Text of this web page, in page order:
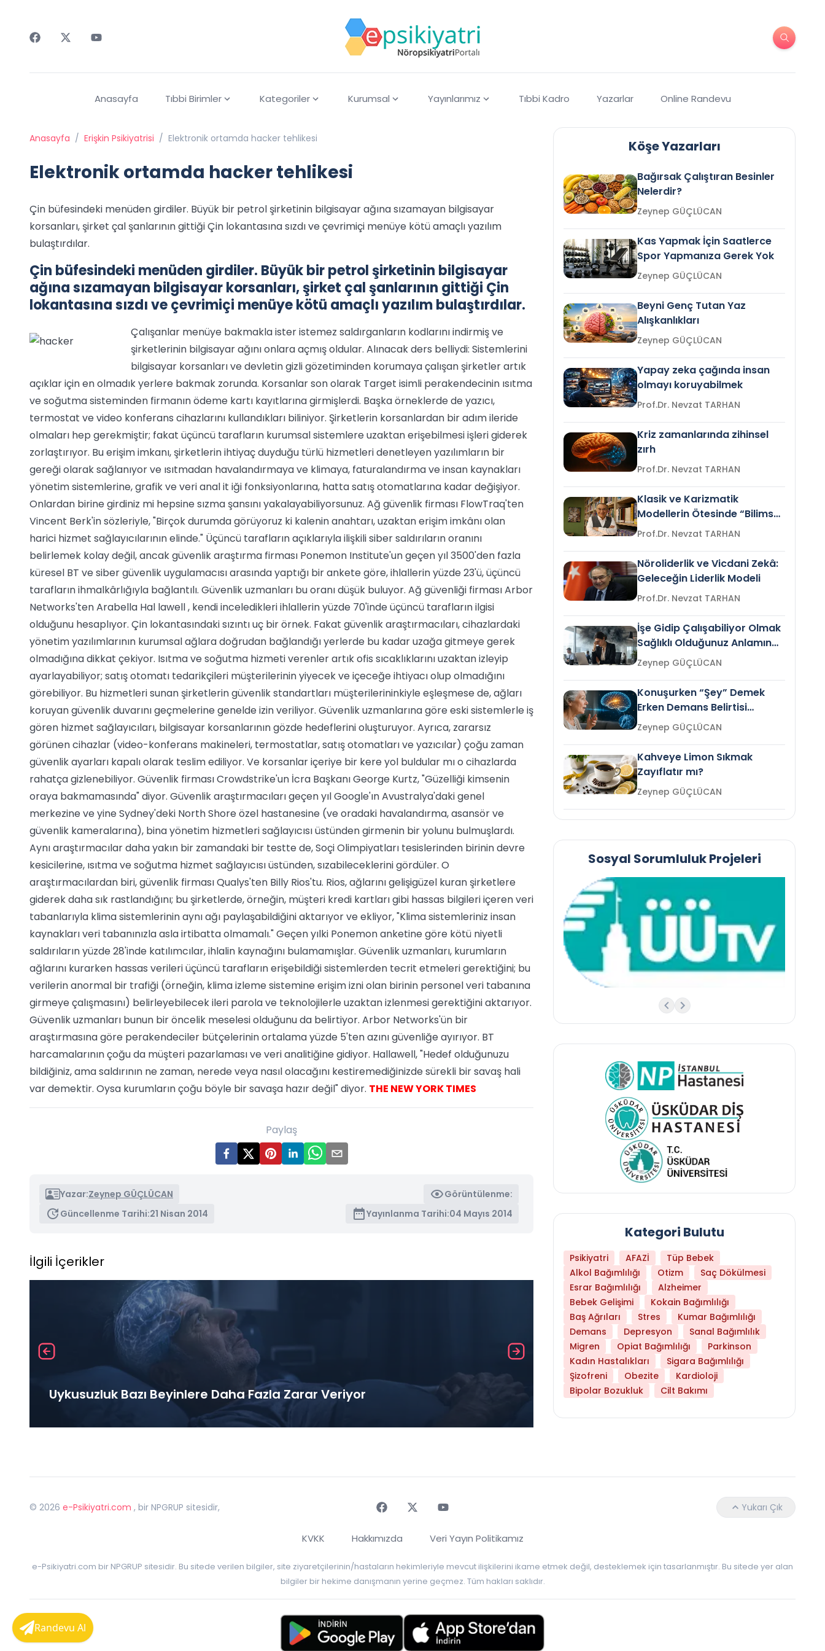
Anasayfa Tıbbi Birimler Kategoriler Kurumsal Yayınlarımız Tıbbi Kadro Yazarlar Online Randevu
Anasayfa / Erişkin Psikiyatrisi / Elektronik ortamda hacker tehlikesi
Elektronik ortamda hacker tehlikesi
Çin büfesindeki menüden girdiler. Büyük bir petrol şirketinin bilgisayar ağına sızamayan bilgisayar
korsanları, şirket çal şanlarının gittiği Çin lokantasına sızdı ve çevrimiçi menüye kötü amaçlı yazılım
bulaştırdılar.
Çin büfesindeki menüden girdiler. Büyük bir petrol şirketinin bilgisayar
ağına sızamayan bilgisayar korsanları, şirket çal şanlarının gittiği Çin
lokantasına sızdı ve çevrimiçi menüye kötü amaçlı yazılım bulaştırdılar.
Çalışanlar menüye bakmakla ister istemez saldırganların kodlarını indirmiş ve
şirketlerinin bilgisayar ağını onlara açmış oldular. Alınacak ders belliydi: Sistemlerini
bilgisayar korsanları ve devletin gizli gözetiminden korumaya çalışan şirketler artık
açıklar için en olmadık yerlere bakmak zorunda. Korsanlar son olarak Target isimli perakendecinin ısıtma
ve soğutma sisteminden firmanın ödeme kartı kayıtlarına girmişlerdi. Başka örneklerde de yazıcı,
termostat ve video konferans cihazlarını kullandıkları biliniyor. Şirketlerin korsanlardan bir adım ileride
olmaları hep gerekmiştir; fakat üçüncü tarafların kurumsal sistemlere uzaktan erişebilmesi işleri giderek
zorlaştırıyor. Bu erişim imkanı, şirketlerin ihtiyaç duyduğu türlü hizmetleri denetleyen yazılımların bir
gereği olarak sağlanıyor ve ısıtmadan havalandırmaya ve klimaya, faturalandırma ve insan kaynakları
yönetim sistemlerine, grafik ve veri anal it iği fonksiyonlarına, hatta satış otomatlarına kadar değişiyor.
Onlardan birine girdiniz mi hepsine sızma şansını yakalayabiliyorsunuz. Ağ güvenlik firması FlowTraq'ten
Vincent Berk'in sözleriyle, "Birçok durumda görüyoruz ki kalenin anahtarı, uzaktan erişim imkânı olan
harici hizmet sağlayıcılarının elinde." Üçüncü tarafların açıklarıyla ilişkili siber saldırıların oranını
belirlemek kolay değil, ancak güvenlik araştırma firması Ponemon Institute'un geçen yıl 3500'den fazla
küresel BT ve siber güvenlik uygulamacısı arasında yaptığı bir ankete göre, ihlallerin yüzde 23'ü, üçüncü
tarafların ihmalkârlığıyla bağlantılı. Güvenlik uzmanları bu oranı düşük buluyor. Ağ güvenliği firması Arbor
Networks'ten Arabella Hal lawell , kendi inceledikleri ihlallerin yüzde 70'inde üçüncü tarafların ilgisi
olduğunu hesaplıyor. Çin lokantasındaki sızıntı uç bir örnek. Fakat güvenlik araştırmacıları, cihazlardaki
yönetim yazılımlarının kurumsal ağlara doğrudan bağlandığı yerlerde bu kadar uzağa gitmeye gerek
olmadığına dikkat çekiyor. Isıtma ve soğutma hizmeti verenler artık ofis sıcaklıklarını uzaktan izleyip
ayarlayabiliyor; satış otomatı tedarikçileri müşterilerinin yiyecek ve içeceğe ihtiyacı olup olmadığını
görebiliyor. Bu hizmetleri sunan şirketlerin güvenlik standartları müşterilerininkiyle eşleşmese de, ağları
koruyan güvenlik duvarını geçmelerine genelde izin veriliyor. Güvenlik uzmanlarına göre eski sistemlerle iş
gören hizmet sağlayıcıları, bilgisayar korsanlarının gözde hedeflerini oluşturuyor. Ayrıca, zararsız
görünen cihazlar (video-konferans makineleri, termostatlar, satış otomatları ve yazıcılar) çoğu zaman
güvenlik ayarları kapalı olarak teslim ediliyor. Ve korsanlar içeriye bir kere yol buldular mı o cihazlarda
rahatça gizlenebiliyor. Güvenlik firması Crowdstrike'un İcra Başkanı George Kurtz, "Güzelliği kimsenin
oraya bakmamasında" diyor. Güvenlik araştırmacıları geçen yıl Google'ın Avustralya'daki genel
merkezine ve yine Sydney'deki North Shore özel hastanesine (ve oradaki havalandırma, asansör ve
güvenlik kameralarına), bina yönetim hizmetleri sağlayıcısı üstünden girmenin bir yolunu bulmuşlardı.
Aynı araştırmacılar daha yakın bir zamandaki bir testte de, Soçi Olimpiyatları tesislerinden birinin devre
kesicilerine, ısıtma ve soğutma hizmet sağlayıcısı üstünden, sızabileceklerini gördüler. O
araştırmacılardan biri, güvenlik firması Qualys'ten Billy Rios'tu. Rios, ağlarını gelişigüzel kuran şirketlere
giderek daha sık rastlandığını; bu şirketlerde, örneğin, müşteri kredi kartları gibi hassas bilgileri içeren veri
tabanlarıyla klima sistemlerinin aynı ağı paylaşabildiğini aktarıyor ve ekliyor, "Klima sistemleriniz insan
kaynakları veri tabanınızla asla irtibatta olmamalı." Geçen yılki Ponemon anketine göre kötü niyetli
saldırıların yüzde 28'inde katılımcılar, ihlalin kaynağını bulamamışlar. Güvenlik uzmanları, kurumların
ağlarını kurarken hassas verileri üçüncü tarafların erişebildiği sistemlerden tecrit etmeleri gerektiğini; bu
verilerin anormal bir trafiği (örneğin, klima izleme sistemine erişim izni olan birinin personel veri tabanına
girmeye çalışmasını) belirleyebilecek ileri parola ve teknolojilerle uzaktan izlenmesi gerektiğini aktarıyor.
Güvenlik uzmanları bunun bir öncelik meselesi olduğunu da belirtiyor. Arbor Networks'ün bir
araştırmasına göre perakendeciler bütçelerinin ortalama yüzde 5'ten azını güvenliğe ayırıyor. BT
harcamalarının çoğu da müşteri pazarlaması ve veri analitiğine gidiyor. Hallawell, "Hedef olduğunuzu
bildiğiniz, ama saldırının ne zaman, nerede veya nasıl olacağını kestiremediğinizde sürekli bir savaş hali
var demektir. Oysa kurumların çoğu böyle bir savaşa hazır değil" diyor. THE NEW YORK TIMES
Paylaş
Yazar:Zeynep GÜÇLÜCAN
Görüntülenme:
Güncellenme Tarihi:21 Nisan 2014 Yayınlanma Tarihi:04 Mayıs 2014
İlgili İçerikler
Uykusuzluk Bazı Beyinlere Daha Fazla Zarar Veriyor Libido Yüksekliği
Köşe Yazarları
Bağırsak Çalıştıran Besinler
Nelerdir?
Zeynep GÜÇLÜCAN
Kas Yapmak İçin Saatlerce
Spor Yapmanıza Gerek Yok
Zeynep GÜÇLÜCAN
Beyni Genç Tutan Yaz
Alışkanlıkları
Zeynep GÜÇLÜCAN
Yapay zeka çağında insan
olmayı koruyabilmek
Prof.Dr. Nevzat TARHAN
Kriz zamanlarında zihinsel
zırh
Prof.Dr. Nevzat TARHAN
Klasik ve Karizmatik
Modellerin Ötesinde “Bilimsel
Liderlik”
Prof.Dr. Nevzat TARHAN
Nöroliderlik ve Vicdani Zekâ:
Geleceğin Liderlik Modeli
Prof.Dr. Nevzat TARHAN
İşe Gidip Çalışabiliyor Olmak
Sağlıklı Olduğunuz Anlamına
Gelir mi?Zeynep GÜÇLÜCAN
Konuşurken “Şey” Demek
Erken Demans Belirtisi
Olabilir mi?Zeynep GÜÇLÜCAN
Kahveye Limon Sıkmak
Zayıflatır mı?
Zeynep GÜÇLÜCAN
Sosyal Sorumluluk Projeleri
Kategori Bulutu
Psikiyatri AFAZİ
Tüp Bebek
Alkol Bağımlılığı
Otizm
Saç Dökülmesi
Esrar Bağımlılığı
Alzheimer
Bebek Gelişimi
Kokain Bağımlılığı
Baş Ağrıları
Stres
Kumar Bağımlılığı
Demans
Depresyon
Sanal Bağımlılık
Migren
Opiat Bağımlılığı
Parkinson
Kadın Hastalıkları
Sigara Bağımlılığı
Şizofreni
Obezite
Kardioloji
Bipolar Bozukluk
Cilt Bakımı
© 2026 e-Psikiyatri.com , bir NPGRUP sitesidir, Yukarı Çık
KVKK Hakkımızda Veri Yayın Politikamız
e-Psikiyatri.com bir NPGRUP sitesidir. Bu sitede verilen bilgiler, site ziyaretçilerinin/hastaların hekimleriyle mevcut ilişkilerini ikame etmek değil, desteklemek için tasarlanmıştır. Bu sitede yer alan
bilgiler bir hekime danışmanın yerine geçmez. Tüm hakları saklıdır.
Randevu Al